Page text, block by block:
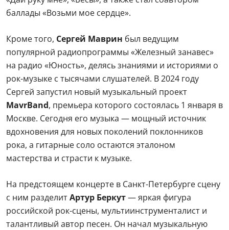
баллады «Возьми мое сердце».
Кроме того, Сергей Маврин был ведущим
популярной радиопрограммы «Железный занавес»
на радио «Юность», делясь знаниями и историями о
рок-музыке с тысячами слушателей. В 2024 году
Сергей запустил новый музыкальный проект
MavrBand, премьера которого состоялась 1 января в
Москве. Сегодня его музыка — мощный источник
вдохновения для новых поколений поклонников
рока, а гитарные соло остаются эталоном
мастерства и страсти к музыке.
На предстоящем концерте в Санкт-Петербурге сцену
с ним разделитАртур Беркут— яркая фигура
российской рок-сцены, мультиинструменталист и
талантливый автор песен. Он начал музыкальную